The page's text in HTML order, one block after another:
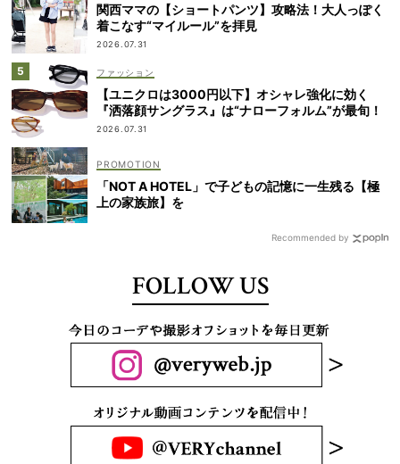
関西ママの【ショートパンツ】攻略法！大人っぽく
着こなす“マイルール”を拝見
2026.07.31
ファッション
【ユニクロは3000円以下】オシャレ強化に効く
『洒落顔サングラス』は“ナローフォルム”が最旬！
2026.07.31
「NOT A HOTEL」で子どもの記憶に一生残る【極
上の家族旅】を
Recommended by
FOLLOW US